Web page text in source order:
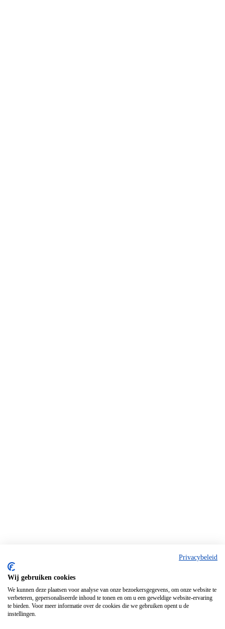
Privacybeleid
Wij gebruiken cookies
We kunnen deze plaatsen voor analyse van onze bezoekersgegevens, om onze website te
verbeteren, gepersonaliseerde inhoud te tonen en om u een geweldige website-ervaring
te bieden. Voor meer informatie over de cookies die we gebruiken opent u de
instellingen.